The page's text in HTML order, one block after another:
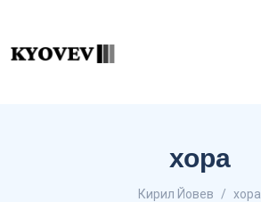
хора
Кирил Йовев хора